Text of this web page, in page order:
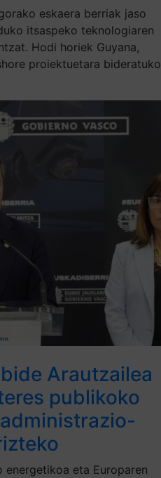
eskaera berriak jaso
itsaspeko teknologiaren
Hodi horiek Guyana,
proiektuetara bideratuko
Arautzailea
publikoko
eta Europaren